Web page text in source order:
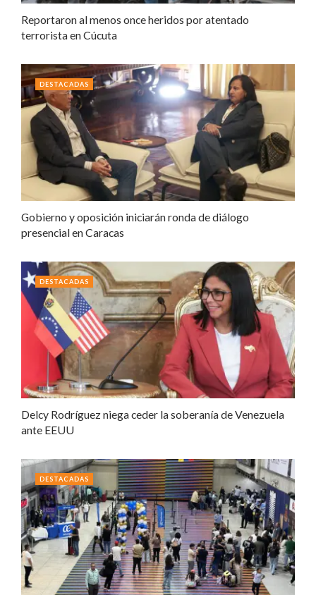
Reportaron al menos once heridos por atentado
terrorista en Cúcuta
Gobierno y oposición iniciarán ronda de diálogo
presencial en Caracas
DESTACADAS
Delcy Rodríguez niega ceder la soberanía de Venezuela
ante EEUU
DESTACADAS
DESTACADAS